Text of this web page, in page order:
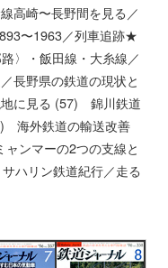
高崎〜長野間を見る／
〜1963／列車追跡★
〉・飯田線・大糸線／
長野県の鉄道の現状と
地に見る (57) 錦川鉄道
海外鉄道の輸送改善
ンマーの2つの支線と
ハリン鉄道紀行／走る